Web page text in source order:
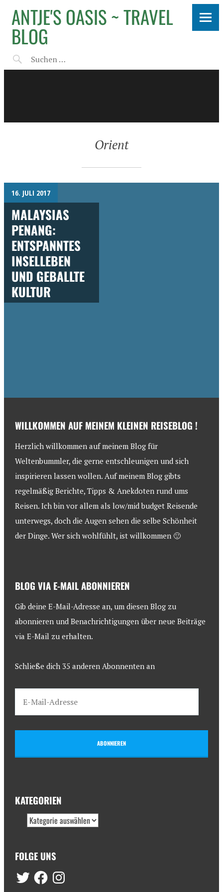
ANTJE'S OASIS ~ TRAVEL
BLOG
Orient
16. JULI 2017
MALAYSIAS
PENANG:
ENTSPANNTES
INSELLEBEN
UND GEBALLTE
KULTUR
WILLKOMMEN AUF MEINEM KLEINEN REISEBLOG !
Herzlich willkommen auf meinem Blog für
Weltenbummler, die gerne entschleunigen und sich
inspirieren lassen wollen. Auf meinem Blog gibts
regelmäßig Berichte, Tipps & Anekdoten rund ums
Reisen. Ich bin vor allem als low/mid budget Reisende
unterwegs, doch die Augen sehen die selbe Schönheit
der Dinge. Wer sich wohlfühlt, ist willkommen 🙂
BLOG VIA E-MAIL ABONNIEREN
Gib deine E-Mail-Adresse an, um diesen Blog zu
abonnieren und Benachrichtigungen über neue Beiträge
via E-Mail zu erhalten.
Schließe dich 35 anderen Abonnenten an
ABONNIEREN
KATEGORIEN
FOLGE UNS